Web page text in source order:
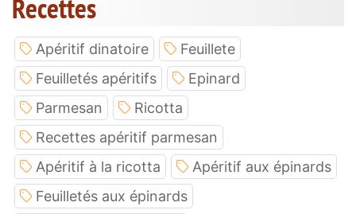
Recettes
Apéritif dinatoire
Feuillete
Feuilletés apéritifs
Epinard
Parmesan
Ricotta
Recettes apéritif parmesan
Apéritif à la ricotta
Apéritif aux épinards
Feuilletés aux épinards